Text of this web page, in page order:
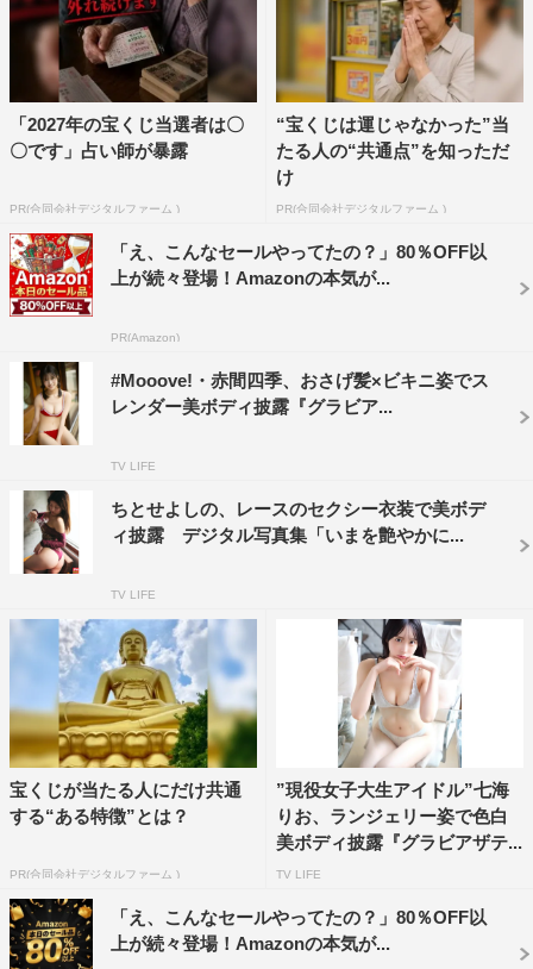
「2027年の宝くじ当選者は〇
〇です」占い師が暴露
PR(合同会社デジタルファーム )
“宝くじは運じゃなかった”当
たる人の“共通点”を知っただ
け
PR(合同会社デジタルファーム )
「え、こんなセールやってたの？」80％OFF以
上が続々登場！Amazonの本気が...
PR(Amazon)
#Mooove!・赤間四季、おさげ髪×ビキニ姿でス
レンダー美ボディ披露『グラビア...
TV LIFE
ちとせよしの、レースのセクシー衣装で美ボデ
ィ披露 デジタル写真集「いまを艶やかに...
TV LIFE
宝くじが当たる人にだけ共通
する“ある特徴”とは？
PR(合同会社デジタルファーム )
”現役女子大生アイドル”七海
りお、ランジェリー姿で色白
美ボディ披露『グラビアザテ...
TV LIFE
「え、こんなセールやってたの？」80％OFF以
上が続々登場！Amazonの本気が...